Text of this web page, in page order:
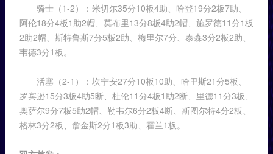
骑士（1-2）：米切尔35分10板4助、哈登19分2板7助、
阿伦18分4板1助2帽、莫布里13分8板4助2帽、施罗德11分1板
2助2帽、斯特鲁斯7分5板2助、梅里尔7分、泰森3分2板2助、
韦德3分1板。
活塞（2-1）：坎宁安27分10板10助、哈里斯21分5板、
罗宾逊15分3板4助5断、杜伦11分4板1助2断、里德11分3板、
奥萨尔9分7板5助2帽、勒韦尔6分2板4断、斯图尔特4分2板、
格林3分2板、詹金斯2分1板3助、霍兰1板。